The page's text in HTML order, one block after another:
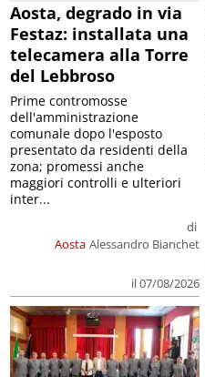
Aosta, degrado in via
Festaz: installata una
telecamera alla Torre
del Lebbroso
Aosta
di
Alessandro Bianchet
il 07/08/2026
Prime contromosse
dell'amministrazione
comunale dopo l'esposto
presentato da residenti della
zona; promessi anche
maggiori controlli e ulteriori
inter...